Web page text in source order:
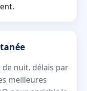
nuit, délais par
meilleures